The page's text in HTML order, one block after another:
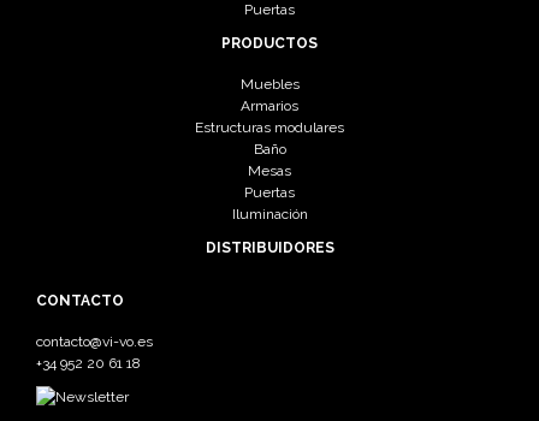
Puertas
PRODUCTOS
Muebles
Armarios
Estructuras modulares
Baño
Mesas
Puertas
Iluminación
DISTRIBUIDORES
CONTACTO
contacto@vi-vo.es
+34 952 20 61 18